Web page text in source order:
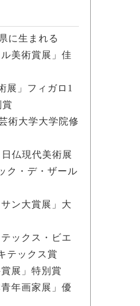
に生まれる
美術賞展」佳
展」フィガロ1
術大学大学院修
仏現代美術展
ク・デ・ザール
ン大賞展」大
ックス・ビエ
テックス賞
展」特別賞
年画家展」優